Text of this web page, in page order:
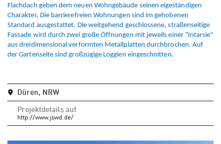
Flachdach geben dem neuen Wohngebäude seinen eigeständigen
Charakter. Die barrierefreien Wohnungen sind im gehobenen
Standard ausgestattet. Die weitgehend geschlossene, straßenseitige
Fassade wird durch zwei große Öffnungen mit jeweils einer "Intarsie"
aus dreidimensional verformten Metallplatten durchbrochen. Auf
der Gartenseite sind großzügige Loggien eingeschnitten.
Düren, NRW
Projektdetails auf
http://www.jswd.de/